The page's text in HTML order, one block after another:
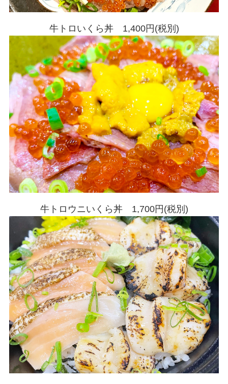
牛トロいくら丼 1,400円(税別)
牛トロウニいくら丼 1,700円(税別)